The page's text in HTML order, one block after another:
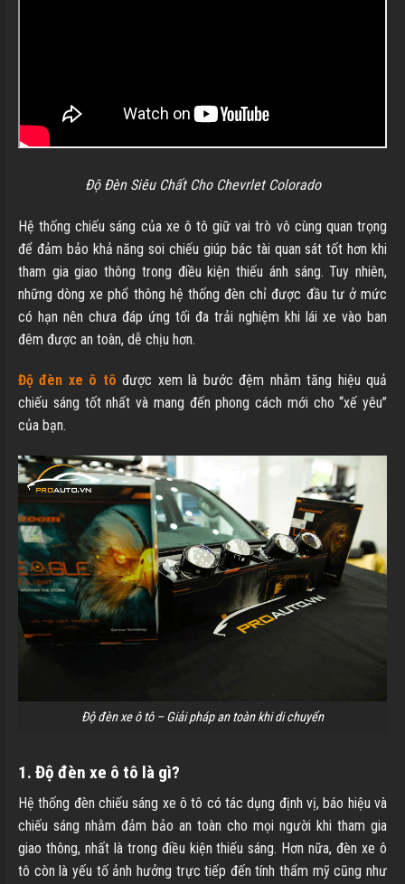
Độ Đèn Siêu Chất Cho Chevrlet Colorado
Hệ thống chiếu sáng của xe ô tô giữ vai trò vô cùng quan trọng
để đảm bảo khả năng soi chiếu giúp bác tài quan sát tốt hơn khi
tham gia giao thông trong điều kiện thiếu ánh sáng. Tuy nhiên,
những dòng xe phổ thông hệ thống đèn chỉ được đầu tư ở mức
có hạn nên chưa đáp ứng tối đa trải nghiệm khi lái xe vào ban
đêm được an toàn, dễ chịu hơn.
Độ đèn xe ô tô được xem là bước đệm nhằm tăng hiệu quả
chiếu sáng tốt nhất và mang đến phong cách mới cho “xế yêu”
của bạn.
Độ đèn xe ô tô – Giải pháp an toàn khi di chuyển
1. Độ đèn xe ô tô là gì?
Hệ thống đèn chiếu sáng xe ô tô có tác dụng định vị, báo hiệu và
chiếu sáng nhằm đảm bảo an toàn cho mọi người khi tham gia
giao thông, nhất là trong điều kiện thiếu sáng. Hơn nữa, đèn xe ô
tô còn là yếu tố ảnh hưởng trực tiếp đến tính thẩm mỹ cũng như